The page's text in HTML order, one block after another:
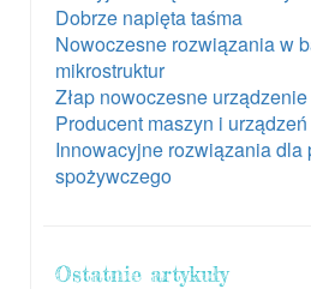
Dobrze napięta taśma
Nowoczesne rozwiązania w
mikrostruktur
Złap nowoczesne
Producent maszyn i
Innowacyjne rozwiązania dla
spożywczego
Ostatnie artykuły